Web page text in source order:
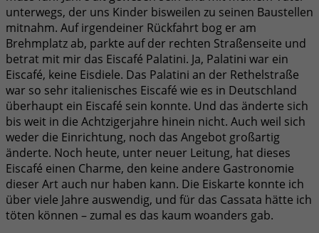
unterwegs, der uns Kinder bisweilen zu seinen Baustellen
mitnahm. Auf irgendeiner Rückfahrt bog er am
Brehmplatz ab, parkte auf der rechten Straßenseite und
betrat mit mir das Eiscafé Palatini. Ja, Palatini war ein
Eiscafé, keine Eisdiele. Das Palatini an der Rethelstraße
war so sehr italienisches Eiscafé wie es in Deutschland
überhaupt ein Eiscafé sein konnte. Und das änderte sich
bis weit in die Achtzigerjahre hinein nicht. Auch weil sich
weder die Einrichtung, noch das Angebot großartig
änderte. Noch heute, unter neuer Leitung, hat dieses
Eiscafé einen Charme, den keine andere Gastronomie
dieser Art auch nur haben kann. Die Eiskarte konnte ich
über viele Jahre auswendig, und für das Cassata hätte ich
töten können – zumal es das kaum woanders gab.